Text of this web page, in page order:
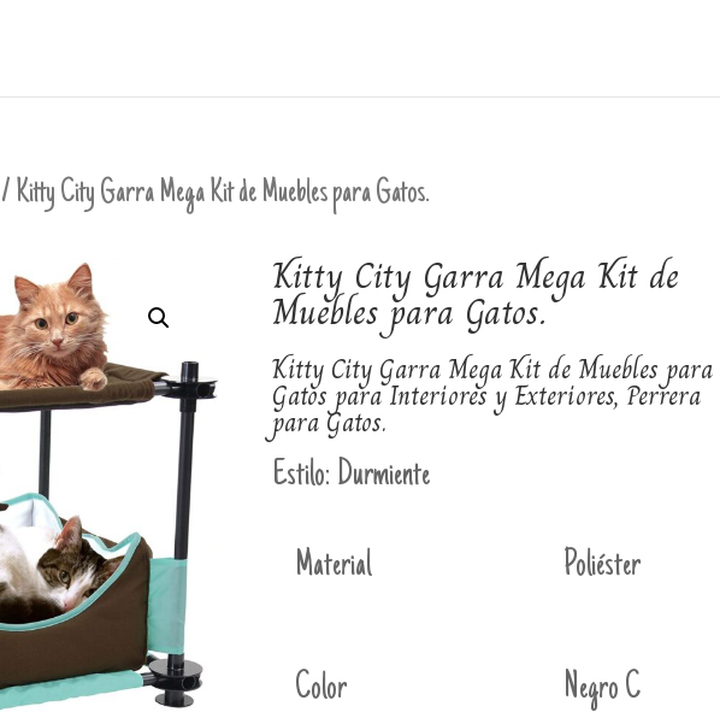
/ Kitty City Garra Mega Kit de Muebles para Gatos.
Kitty City Garra Mega Kit de
Muebles para Gatos.
Kitty City Garra Mega Kit de Muebles para
Gatos para Interiores y Exteriores, Perrera
para Gatos.
Estilo: Durmiente
Material Poliéster
Color Negro C